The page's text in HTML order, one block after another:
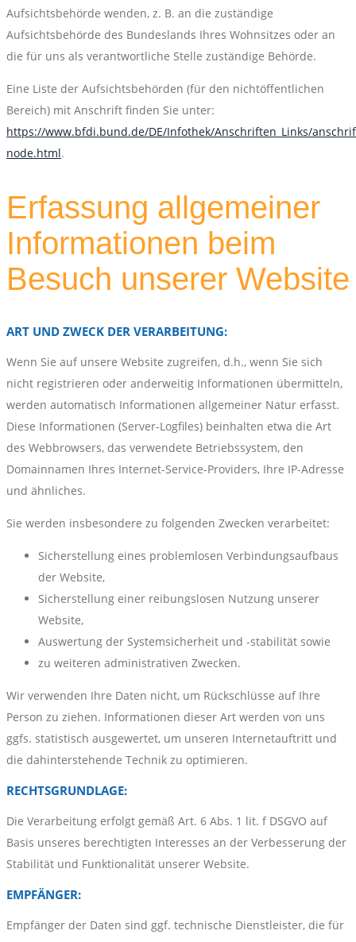
Aufsichtsbehörde wenden, z. B. an die zuständige
Aufsichtsbehörde des Bundeslands Ihres Wohnsitzes oder an
die für uns als verantwortliche Stelle zuständige Behörde.
Eine Liste der Aufsichtsbehörden (für den nichtöffentlichen
Bereich) mit Anschrift finden Sie unter:
https://www.bfdi.bund.de/DE/Infothek/Anschriften_Links/
node.html.
Erfassung allgemeiner
Informationen beim
Besuch unserer Website
ART UND ZWECK DER VERARBEITUNG:
Wenn Sie auf unsere Website zugreifen, d.h., wenn Sie sich
nicht registrieren oder anderweitig Informationen übermitteln,
werden automatisch Informationen allgemeiner Natur erfasst.
Diese Informationen (Server-Logfiles) beinhalten etwa die Art
des Webbrowsers, das verwendete Betriebssystem, den
Domainnamen Ihres Internet-Service-Providers, Ihre IP-Adresse
und ähnliches.
Sie werden insbesondere zu folgenden Zwecken verarbeitet:
Sicherstellung eines problemlosen Verbindungsaufbaus
der Website,
Sicherstellung einer reibungslosen Nutzung unserer
Website,
Auswertung der Systemsicherheit und -stabilität sowie
zu weiteren administrativen Zwecken.
Wir verwenden Ihre Daten nicht, um Rückschlüsse auf Ihre
Person zu ziehen. Informationen dieser Art werden von uns
ggfs. statistisch ausgewertet, um unseren Internetauftritt und
die dahinterstehende Technik zu optimieren.
RECHTSGRUNDLAGE:
Die Verarbeitung erfolgt gemäß Art. 6 Abs. 1 lit. f DSGVO auf
Basis unseres berechtigten Interesses an der Verbesserung der
Stabilität und Funktionalität unserer Website.
EMPFÄNGER:
Empfänger der Daten sind ggf. technische Dienstleister, die für